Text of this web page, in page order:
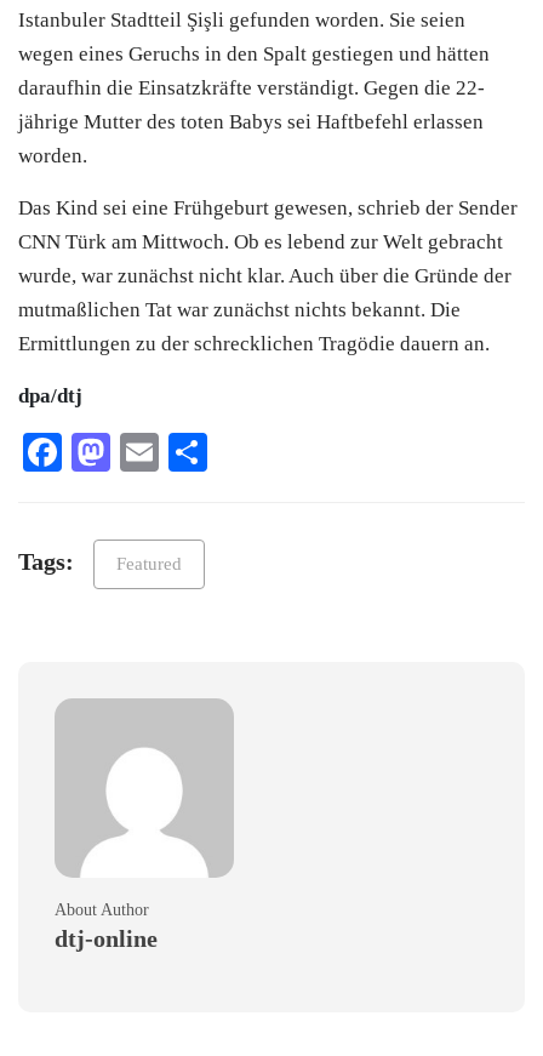
Istanbuler Stadtteil Şişli gefunden worden. Sie seien
wegen eines Geruchs in den Spalt gestiegen und hätten
daraufhin die Einsatzkräfte verständigt. Gegen die 22-
jährige Mutter des toten Babys sei Haftbefehl erlassen
worden.
Das Kind sei eine Frühgeburt gewesen, schrieb der Sender
CNN Türk am Mittwoch. Ob es lebend zur Welt gebracht
wurde, war zunächst nicht klar. Auch über die Gründe der
mutmaßlichen Tat war zunächst nichts bekannt. Die
Ermittlungen zu der schrecklichen Tragödie dauern an.
dpa/dtj
Facebook
Mastodon
Email
Tags: Featured
About Author
dtj-online